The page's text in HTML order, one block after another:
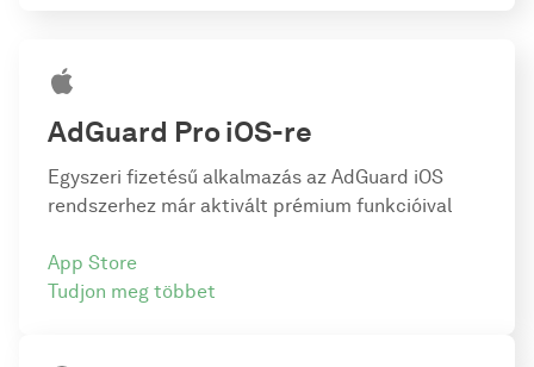
AdGuard ProiOS-re
Egyszeri fizetésű alkalmazás az AdGuard iOS
rendszerhez már aktivált prémium funkcióival
Tudjon meg többet
App Store